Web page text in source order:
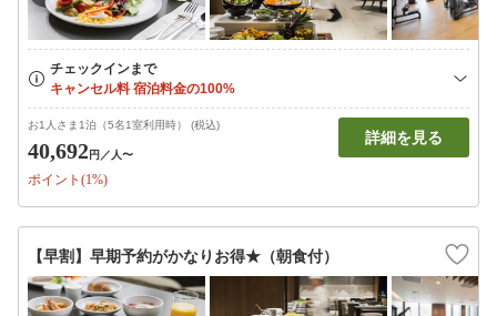
お1人さま1泊（5名1室利用時） (税込)
40,692円 ／人〜
ポイント(1%)
詳細を見る
【早割】早期予約がかなりお得★（朝食付）